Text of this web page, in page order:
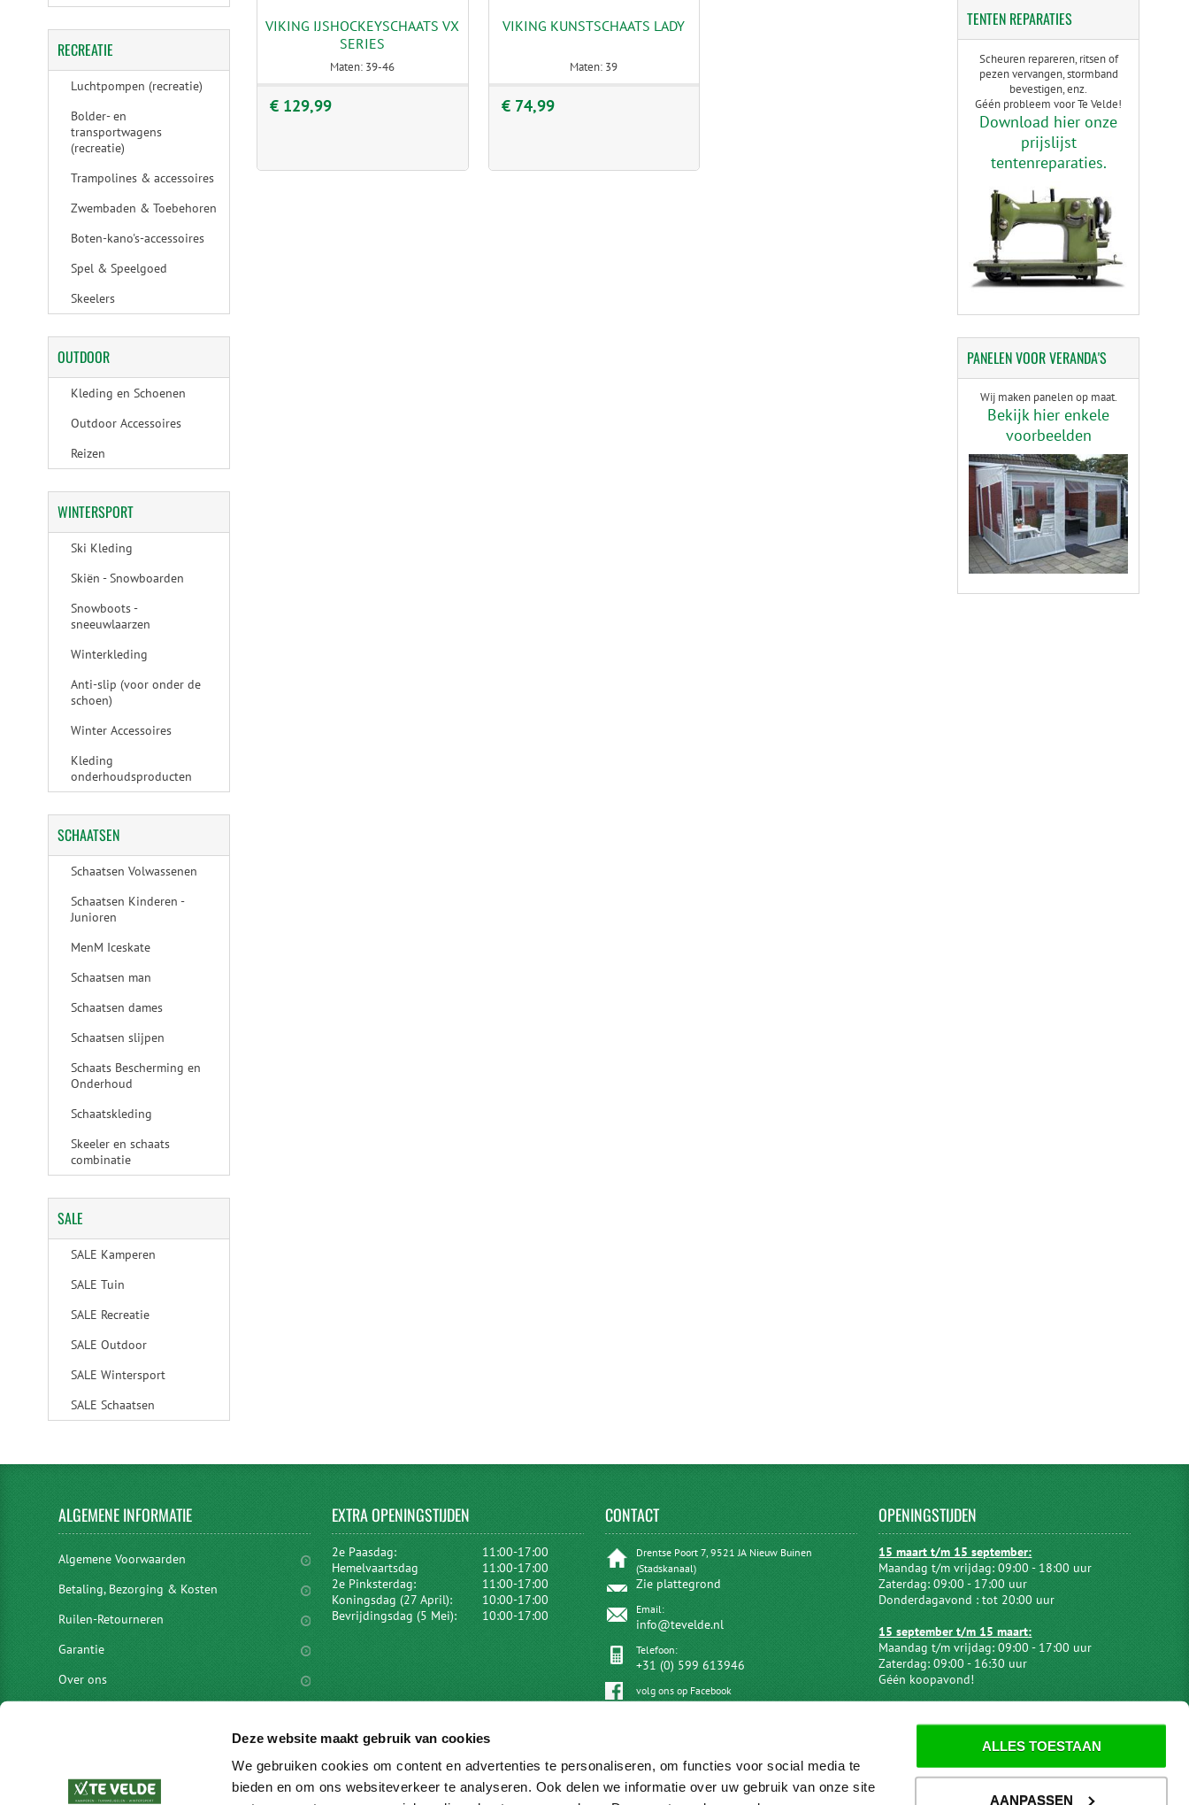
Deze website maakt gebruik van cookies
We gebruiken cookies om content en advertenties te personaliseren, om functies voor social media te
bieden en om ons websiteverkeer te analyseren. Ook delen we informatie over uw gebruik van onze site
ALLES TOESTAAN
AANPASSEN
VIKING IJSHOCKEYSCHAATS VX
SERIES
Maten: 39-46
€ 129,99
VIKING KUNSTSCHAATS LADY
Maten: 39
€ 74,99
RECREATIE
Luchtpompen (recreatie)
Bolder- en
transportwagens
(recreatie)
Trampolines & accessoires
Zwembaden & Toebehoren
Boten-kano's-accessoires
Spel & Speelgoed
Skeelers
OUTDOOR
Kleding en Schoenen
Outdoor Accessoires
Reizen
WINTERSPORT
Ski Kleding
Skiën - Snowboarden
Snowboots -
sneeuwlaarzen
Winterkleding
Anti-slip (voor onder de
schoen)
Winter Accessoires
Kleding
onderhoudsproducten
SCHAATSEN
Schaatsen Volwassenen
Schaatsen Kinderen -
Junioren
MenM Iceskate
Schaatsen man
Schaatsen dames
Schaatsen slijpen
Schaats Bescherming en
Onderhoud
Schaatskleding
Skeeler en schaats
combinatie
SALE
SALE Kamperen
SALE Tuin
SALE Recreatie
SALE Outdoor
SALE Wintersport
SALE Schaatsen
TENTEN REPARATIES
Scheuren repareren, ritsen of
pezen vervangen, stormband
bevestigen, enz.
Géén probleem voor Te Velde!
Download hier onze
prijslijst
tentenreparaties.
PANELENVOOR VERANDA'S
Wij maken panelen op maat.
Bekijk hier enkele
voorbeelden
ALGEMENEINFORMATIE
Algemene Voorwaarden
Betaling, Bezorging & Kosten
Ruilen-Retourneren
Garantie
Over ons
vacatures
EXTRAOPENINGSTIJDEN
2e Paasdag:
11:00-17:00
Hemelvaartsdag
11:00-17:00
2e Pinksterdag:
11:00-17:00
Koningsdag (27 April):
10:00-17:00
Bevrijdingsdag (5 Mei):
10:00-17:00
CONTACT
Drentse Poort 7, 9521 JA Nieuw Buinen
(Stadskanaal)
Zie plattegrond
Email:
info@tevelde.nl
Telefoon:
+31 (0) 599 613946
volg ons op Facebook
OPENINGSTIJDEN
15 maart t/m 15 september:
Maandag t/m vrijdag: 09:00 - 18:00 uur
Zaterdag: 09:00 - 17:00 uur
Donderdagavond : tot 20:00 uur
15 september t/m 15 maart:
Maandag t/m vrijdag: 09:00 - 17:00 uur
Zaterdag: 09:00 - 16:30 uur
Géén koopavond!